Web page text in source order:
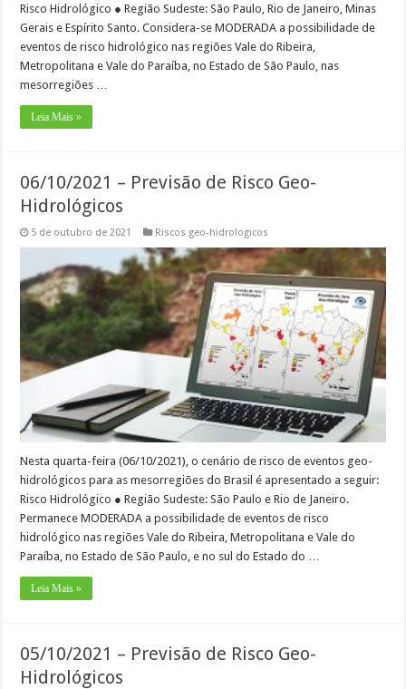
Risco Hidrológico ● Região Sudeste: São Paulo, Rio de Janeiro, Minas
Gerais e Espírito Santo. Considera-se MODERADA a possibilidade de
eventos de risco hidrológico nas regiões Vale do Ribeira,
Metropolitana e Vale do Paraíba, no Estado de São Paulo, nas
mesorregiões …
Leia Mais »
06/10/2021 – Previsão de Risco Geo-
Hidrológicos
5 de outubro de 2021 Riscos geo-hidrologicos
Nesta quarta-feira (06/10/2021), o cenário de risco de eventos geo-
hidrológicos para as mesorregiões do Brasil é apresentado a seguir:
Risco Hidrológico ● Região Sudeste: São Paulo e Rio de Janeiro.
Permanece MODERADA a possibilidade de eventos de risco
hidrológico nas regiões Vale do Ribeira, Metropolitana e Vale do
Paraíba, no Estado de São Paulo, e no sul do Estado do …
Leia Mais »
05/10/2021 – Previsão de Risco Geo-
Hidrológicos